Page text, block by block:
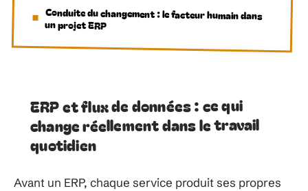
Conduite du changement : le facteur humain dans
un projet ERP
ERP et flux de données : ce qui
change réellement dans le travail
quotidien
Avant un ERP, chaque service produit ses propres